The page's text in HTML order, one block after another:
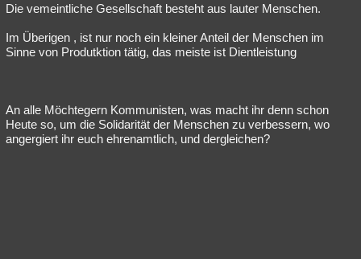
Die vemeintliche Gesellschaft besteht aus lauter Menschen.
Im Überigen , ist nur noch ein kleiner Anteil der Menschen im
Sinne von Produtktion tätig, das meiste ist Dientleistung
An alle Möchtegern Kommunisten, was macht ihr denn schon
Heute so, um die Solidarität der Menschen zu verbessern, wo
angergiert ihr euch ehrenamtlich, und dergleichen?